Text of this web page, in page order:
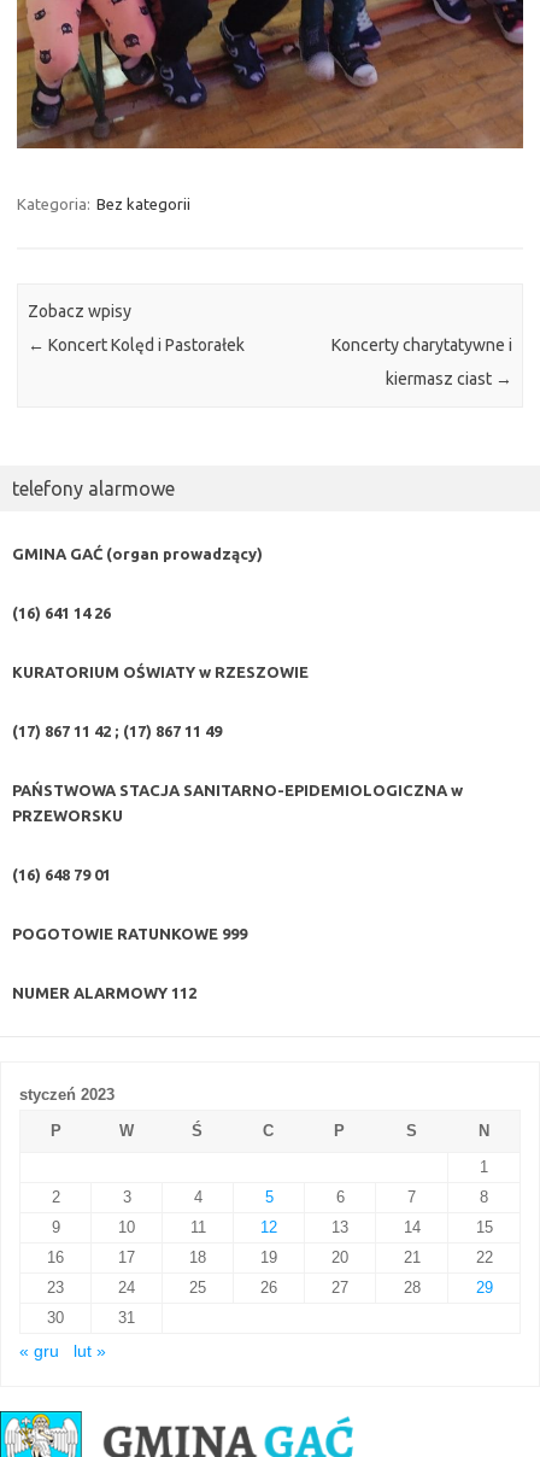
Kategoria: Bez kategorii
Zobacz wpisy
← Koncert Kolęd i Pastorałek
Koncerty charytatywne i
kiermasz ciast →
telefony alarmowe
GMINA GAĆ (organ prowadzący)
(16) 641 14 26
KURATORIUM OŚWIATY w RZESZOWIE
(17) 867 11 42 ; (17) 867 11 49
PAŃSTWOWA STACJA SANITARNO-EPIDEMIOLOGICZNA w
PRZEWORSKU
(16) 648 79 01
POGOTOWIE RATUNKOWE 999
NUMER ALARMOWY 112
styczeń 2023
P
W Ś C P S
N
1
2
3 4 5 6 7
8
9
10 11 12 13 14
15
16
17 18 19 20 21
22
23
24 25 26 27 28
29
30
31
« gru
lut »